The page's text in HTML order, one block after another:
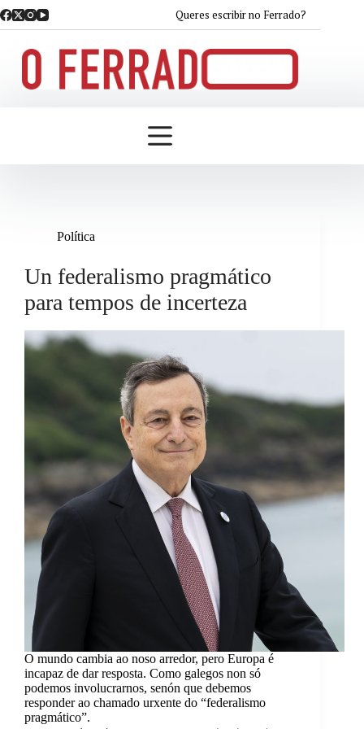
Saltar
ao
Queres escribir no Ferrado?
Política
Un federalismo pragmático
para tempos de incerteza
O mundo cambia ao noso arredor, pero Europa é
incapaz de dar resposta. Como galegos non só
podemos involucrarnos, senón que debemos
responder ao chamado urxente do “federalismo
pragmático”.